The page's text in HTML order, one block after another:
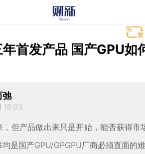
首发产品 国产GPU如
弛
18:03
，但产品做出来只是开始，能否获得市
是国产GPU/GPGPU厂商必须直面的